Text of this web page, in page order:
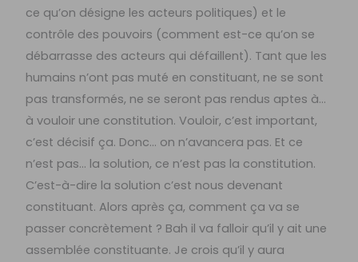
ce qu’on désigne les acteurs politiques) et le
contrôle des pouvoirs (comment est-ce qu’on se
débarrasse des acteurs qui défaillent). Tant que les
humains n’ont pas muté en constituant, ne se sont
pas transformés, ne se seront pas rendus aptes à…
à vouloir une constitution. Vouloir, c’est important,
c’est décisif ça. Donc… on n’avancera pas. Et ce
n’est pas… la solution, ce n’est pas la constitution.
C’est-à-dire la solution c’est nous devenant
constituant. Alors après ça, comment ça va se
passer concrètement ? Bah il va falloir qu’il y ait une
assemblée constituante. Je crois qu’il y aura